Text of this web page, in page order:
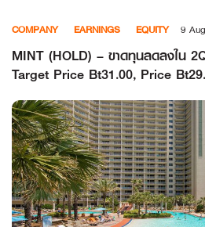
content
COMPANY EARNINGS EQUITY 9
MINT (HOLD) – ขาดทุนลดลงใน
Target Price Bt31.00, Price